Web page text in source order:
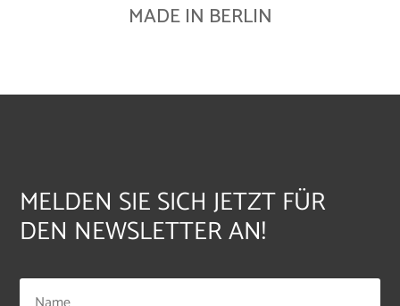
MADE IN BERLIN
MELDEN SIE SICH JETZT FÜR
DEN NEWSLETTER AN!